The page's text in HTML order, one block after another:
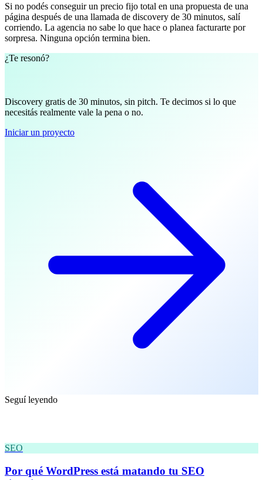
Si no podés conseguir un precio fijo total en una propuesta de una
página después de una llamada de discovery de 30 minutos, salí
corriendo. La agencia no sabe lo que hace o planea facturarte por
sorpresa. Ninguna opción termina bien.
¿Te resonó?
Discovery gratis de 30 minutos, sin pitch. Te decimos si lo que
necesitás realmente vale la pena o no.
Iniciar un proyecto
Seguí leyendo
SEO
Por qué WordPress está matando tu SEO